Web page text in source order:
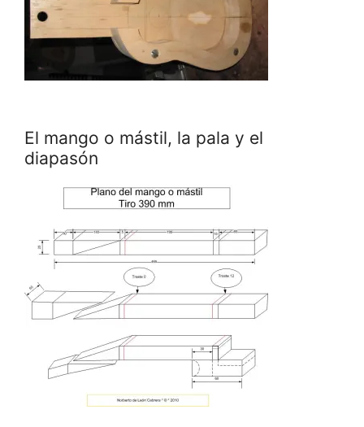
El mango o mástil, la pala y el
diapasón